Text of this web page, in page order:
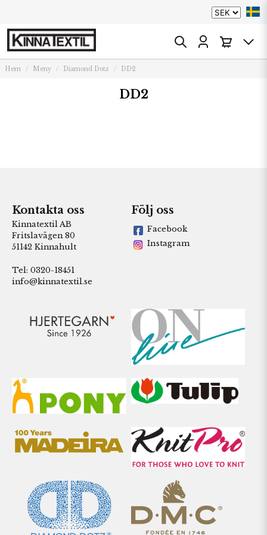
Hem Meny Diamond Dotz DD2
DD2
Kontakta oss
Kinnatextil AB
Fritslavägen 80
51142 Kinnahult
Tel: 0320-18451
info@kinnatextil.se
Följ oss
Facebook
Instagram